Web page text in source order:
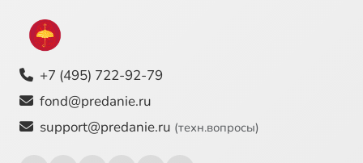
+7 (495) 722-92-79
fond@predanie.ru
support@predanie.ru (техн.вопросы)